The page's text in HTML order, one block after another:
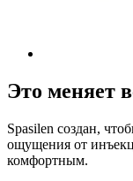
Это меняет
Spasilen создан,
ощущения от
комфортным.